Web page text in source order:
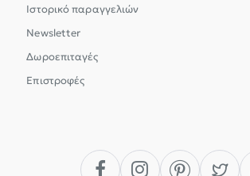
Ιστορικό παραγγελιών
Newsletter
Δωροεπιταγές
Επιστροφές